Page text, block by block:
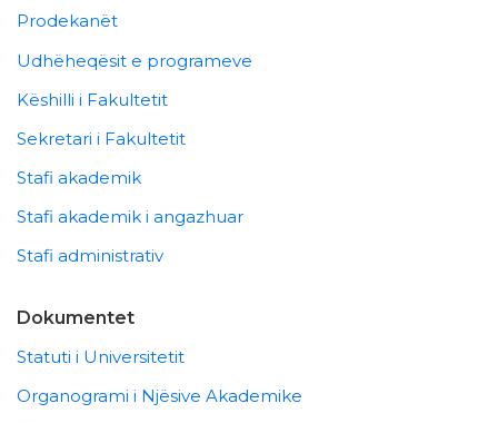
Prodekanët
Udhëheqësit e programeve
Këshilli i Fakultetit
Sekretari i Fakultetit
Stafi akademik
Stafi akademik i angazhuar
Stafi administrativ
Dokumentet
Statuti i Universitetit
Organogrami i Njësive Akademike